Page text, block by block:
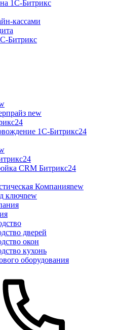
1С-Битрикс
кассами
Битрикс
new
1С-Битрикс24
CRM Битрикс24
Компанияnew
ключnew
дверей
окон
кухонь
оборудования